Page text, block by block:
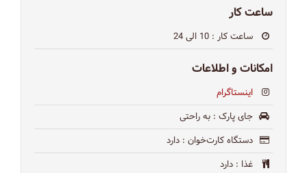
ساعت کار
ساعت کار : 10 الی 24
امکانات و اطلاعات
اینستاگرام
جای پارک : به راحتی
دستگاه کارت‌خوان : دارد
غذا : دارد